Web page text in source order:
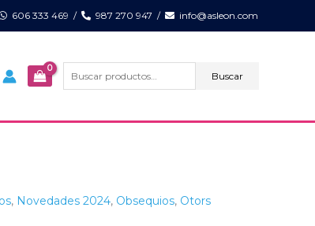
606 333 469 / 987 270 947 / info@asleon.com
por:
Buscar
, Novedades 2024, Obsequios, Otors